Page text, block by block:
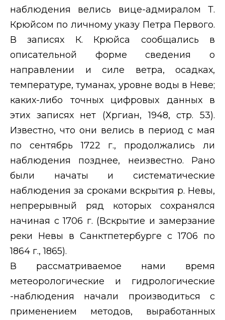
наблюдения велись вице-адмиралом Т.
Крюйсом по личному указу Петра Первого.
В записях К. Крюйса сообщались в
описательной форме сведения о
направлении и силе ветра, осадках,
температуре, туманах, уровне воды в Неве;
каких-либо точных цифровых данных в
этих записях нет (Хргиан, 1948, стр. 53).
Известно, что они велись в период с мая
по сентябрь 1722 г., продолжались ли
наблюдения позднее, неизвестно. Рано
были начаты и систематические
наблюдения за сроками вскрытия р. Невы,
непрерывный ряд которых сохранялся
начиная с 1706 г. (Вскрытие и замерзание
реки Невы в Санктпетербурге с 1706 по
1864 г., 1865).
В рассматриваемое нами время
метеорологические и гидрологические
-наблюдения начали производиться с
применением методов, выработанных